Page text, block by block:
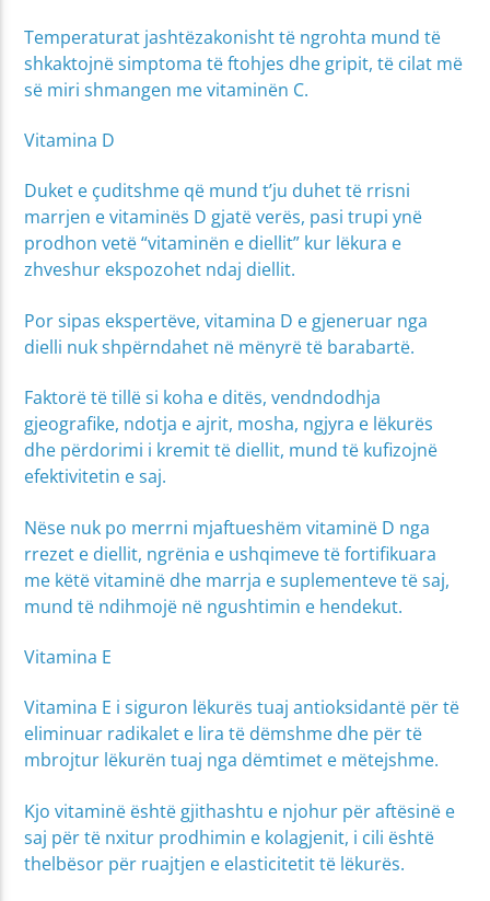
Temperaturat jashtëzakonisht të ngrohta mund të
shkaktojnë simptoma të ftohjes dhe gripit, të cilat më
së miri shmangen me vitaminën C.
Vitamina D
Duket e çuditshme që mund t’ju duhet të rrisni
marrjen e vitaminës D gjatë verës, pasi trupi ynë
prodhon vetë “vitaminën e diellit” kur lëkura e
zhveshur ekspozohet ndaj diellit.
Por sipas ekspertëve, vitamina D e gjeneruar nga
dielli nuk shpërndahet në mënyrë të barabartë.
Faktorë të tillë si koha e ditës, vendndodhja
gjeografike, ndotja e ajrit, mosha, ngjyra e lëkurës
dhe përdorimi i kremit të diellit, mund të kufizojnë
efektivitetin e saj.
Nëse nuk po merrni mjaftueshëm vitaminë D nga
rrezet e diellit, ngrënia e ushqimeve të fortifikuara
me këtë vitaminë dhe marrja e suplementeve të saj,
mund të ndihmojë në ngushtimin e hendekut.
Vitamina E
Vitamina E i siguron lëkurës tuaj antioksidantë për të
eliminuar radikalet e lira të dëmshme dhe për të
mbrojtur lëkurën tuaj nga dëmtimet e mëtejshme.
Kjo vitaminë është gjithashtu e njohur për aftësinë e
saj për të nxitur prodhimin e kolagjenit, i cili është
thelbësor për ruajtjen e elasticitetit të lëkurës.